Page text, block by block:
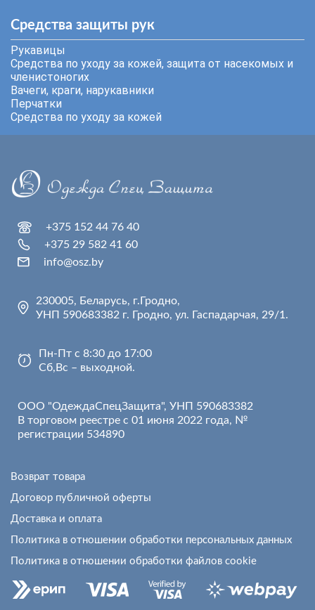
Средства защиты рук
Рукавицы
Средства по уходу за кожей, защита от насекомых и
членистоногих
Вачеги, краги, нарукавники
Перчатки
Средства по уходу за кожей
+375 152 44 76 40
+375 29 582 41 60
info@osz.by
230005, Беларусь, г.Гродно,
УНП 590683382 г. Гродно, ул. Гаспадарчая, 29/1.
Пн-Пт с 8:30 до 17:00
Сб,Вс – выходной.
ООО "ОдеждаСпецЗащита", УНП 590683382
В торговом реестре с 01 июня 2022 года, №
регистрации 534890
Возврат товара
Договор публичной оферты
Доставка и оплата
Политика в отношении обработки персональных данных
Политика в отношении обработки файлов cookie